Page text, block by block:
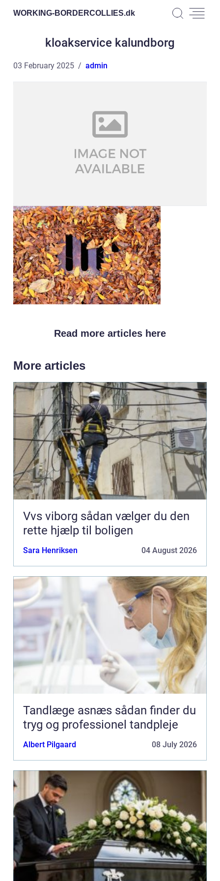
WORKING-BORDERCOLLIES.dk
kloakservice kalundborg
03 February 2025 admin
Read more articles here
More articles
Vvs viborg sådan vælger du den
rette hjælp til boligen
Sara Henriksen 04 August 2026
Tandlæge asnæs sådan finder du
tryg og professionel tandpleje
Albert Pilgaard 08 July 2026